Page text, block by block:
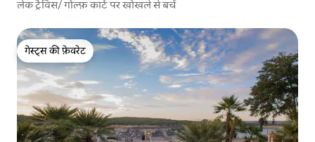
लेक ट्रैविस/ गोल्फ़ कार्ट पर खोखले से बचें
गेस्ट्स की फ़ेवरेट
गेस्ट्स की फ़ेवरेट